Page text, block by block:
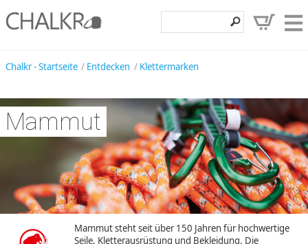
Entdecken
Angebote
Hilfe, Kontakt
Kundenbereich
Wunschzettel
Chalkr - Startseite Entdecken Klettermarken
Mammut
Mammut steht seit über 150 Jahren für hochwertige
Seile, Kletterausrüstung und Bekleidung. Die